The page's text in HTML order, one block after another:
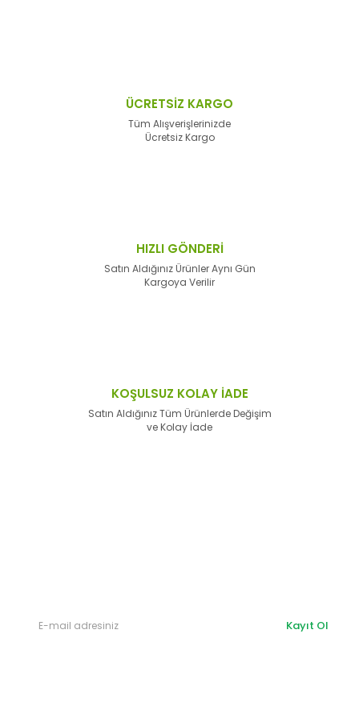
ÜCRETSİZ KARGO
Tüm Alışverişlerinizde
Ücretsiz Kargo
HIZLI GÖNDERİ
Satın Aldığınız Ürünler Aynı Gün
Kargoya Verilir
KOŞULSUZ KOLAY İADE
Satın Aldığınız Tüm Ürünlerde Değişim
ve Kolay İade
Kayıt Ol